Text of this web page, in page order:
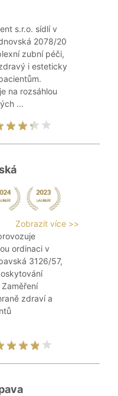
s.r.o. sídlí v
2078/20
zubní péči,
i esteticky
na rozsáhlou
...
Zobrazit více >>
ordinaci v
3126/57,
zdraví a